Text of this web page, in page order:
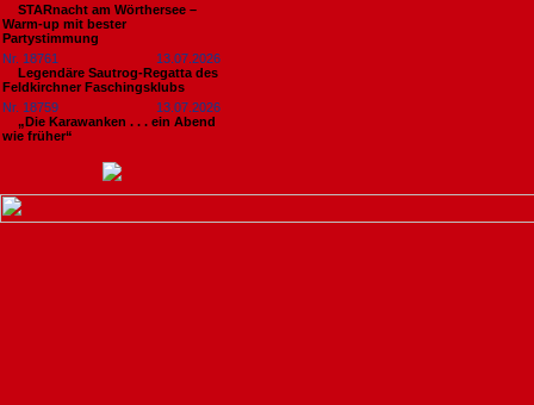
STARnacht am Wörthersee –
Warm-up mit bester
Partystimmung
Nr. 18761
13.07.2026
Legendäre Sautrog-Regatta des
Feldkirchner Faschingsklubs
Nr. 18759
13.07.2026
„Die Karawanken . . . ein Abend
wie früher“